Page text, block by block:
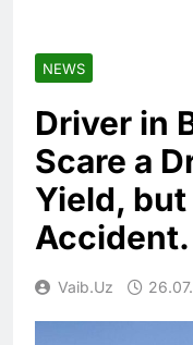
NEWS
Driver in
Scare a
Yield, but
Vaib.uz